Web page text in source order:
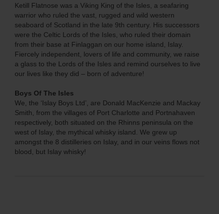
Ketill Flatnose was a Viking King of the Isles, a seafaring
warrior who ruled the vast, rugged and wild western
seaboard of Scotland in the late 9th century. His successors
were the Celtic Lords of the Isles, who ruled their domain
from their base at Finlaggan on our home island, Islay.
Fiercely independent, lovers of life and community, we raise
a glass to the Lords of the Isles and remind ourselves to live
our lives like they did – born of adventure!
Boys Of The Isles
We, the ‘Islay Boys Ltd’, are Donald MacKenzie and Mackay
Smith, from the villages of Port Charlotte and Portnahaven
respectively, both situated on the Rhinns peninsula on the
west of Islay, the mythical whisky island. We grew up
amongst the 8 distilleries on Islay, and in our veins flows not
blood, but Islay whisky!